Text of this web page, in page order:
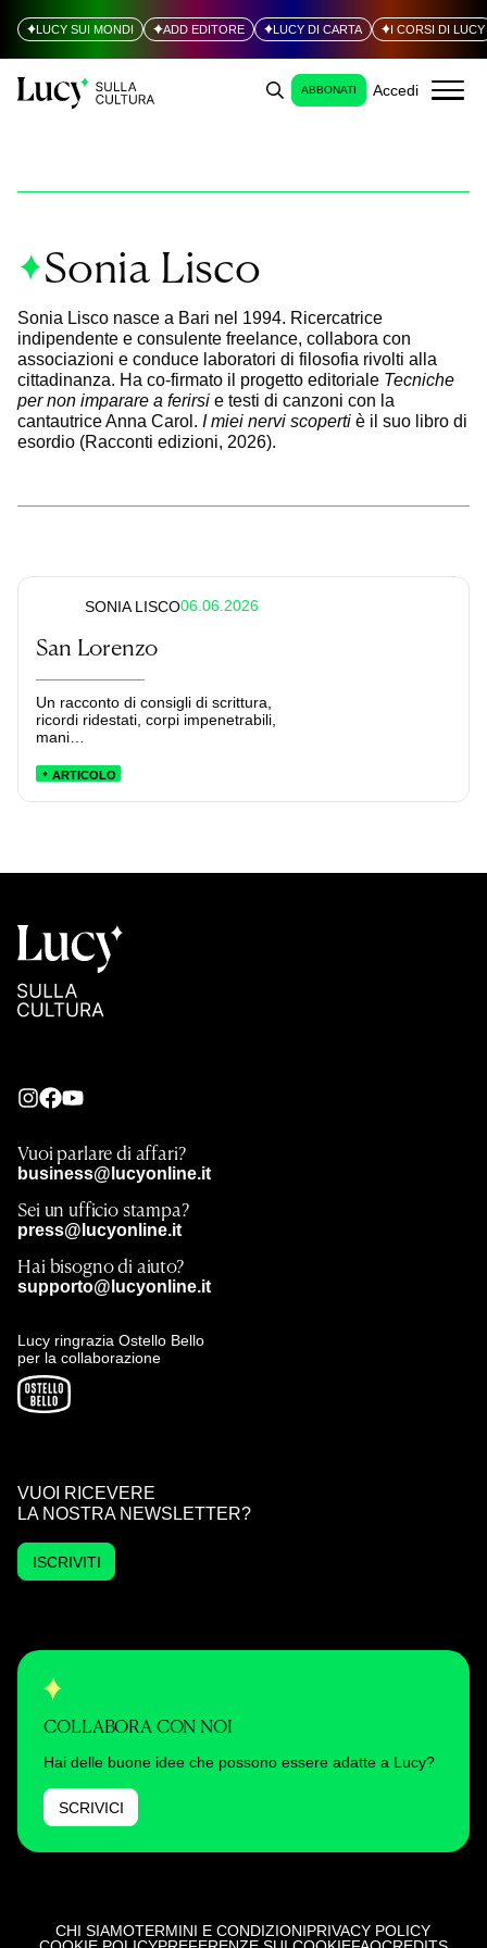
LUCY SUI MONDI ADD EDITORE LUCY DI CARTA I CORSI DI LUCY
ABBONATI Accedi
Sonia Lisco
Sonia Lisco nasce a Bari nel 1994. Ricercatrice
indipendente e consulente freelance, collabora con
associazioni e conduce laboratori di filosofia rivolti alla
cittadinanza. Ha co-firmato il progetto editoriale Tecniche
per non imparare a ferirsi e testi di canzoni con la
cantautrice Anna Carol.I miei nervi scoperti è il suo libro di
esordio (Racconti edizioni, 2026).
SONIA LISCO06.06.2026
San Lorenzo
Un racconto di consigli di scrittura,
ricordi ridestati, corpi impenetrabili,
mani
ARTICOLO
Vuoi parlare di affari?
business@lucyonline.it
Sei un ufficio stampa?
press@lucyonline.it
Hai bisogno di aiuto?
supporto@lucyonline.it
Lucy ringrazia Ostello Bello
per la collaborazione
VUOI RICEVERE
LA NOSTRA NEWSLETTER?
ISCRIVITI
COLLABORA CON NOI
Hai delle buone idee che possono essere adatte a Lucy?
SCRIVICI
CHI SIAMOTERMINI E CONDIZIONIPRIVACY POLICY